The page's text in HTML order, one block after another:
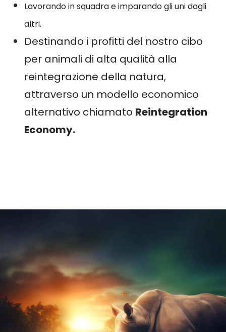
Lavorando in squadra e imparando gli uni dagli
altri.
Destinando i profitti del nostro cibo
per animali di alta qualità alla
reintegrazione della natura,
attraverso un modello economico
alternativo chiamato Reintegration
Economy.